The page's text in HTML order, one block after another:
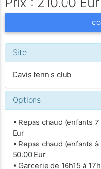
Site
Davis tennis club
Options
• Repas chaud (enfants
Eur
• Repas chaud (enfants
50.00 Eur
• Garderie de 16h15 à